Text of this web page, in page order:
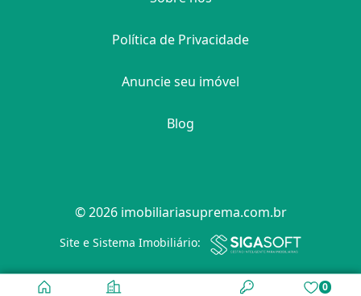
Filtro
Política de Privacidade
Anuncie seu imóvel
Blog
© 2026 imobiliariasuprema.com.br
Site e Sistema Imobiliário:
0